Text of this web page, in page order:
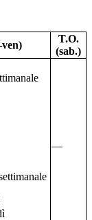
T.O.
(sab.)
—